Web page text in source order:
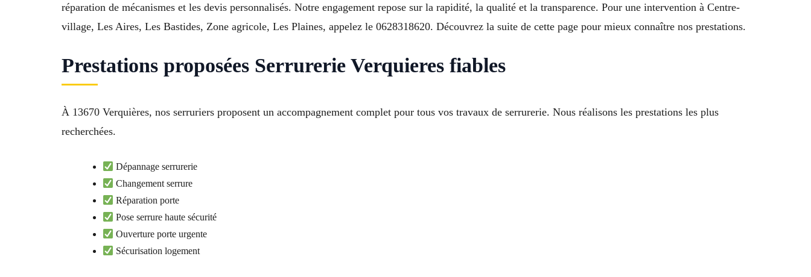
réparation de mécanismes et les devis personnalisés. Notre engagement repose sur la rapidité, la qualité et la transparence. Pour une intervention à Centre-
village, Les Aires, Les Bastides, Zone agricole, Les Plaines, appelez le 0628318620. Découvrez la suite de cette page pour mieux connaître nos prestations.
Prestations proposées Serrurerie Verquieres fiables
À 13670 Verquières, nos serruriers proposent un accompagnement complet pour tous vos travaux de serrurerie. Nous réalisons les prestations les plus
recherchées.
Dépannage serrurerie
Changement serrure
Réparation porte
Pose serrure haute sécurité
Ouverture porte urgente
Sécurisation logement